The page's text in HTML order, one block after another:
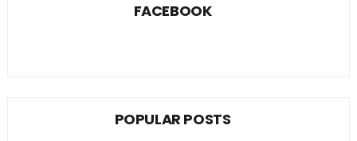
FACEBOOK
POPULAR POSTS